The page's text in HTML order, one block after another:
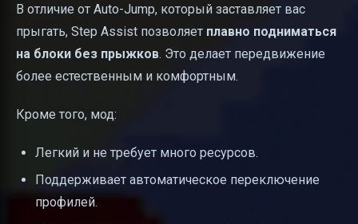
В отличие от Auto-Jump, который заставляет вас
прыгать, Step Assist позволяет плавно подниматься
на блоки без прыжков. Это делает передвижение
более естественным и комфортным.
Кроме того, мод:
Легкий и не требует много ресурсов.
Поддерживает автоматическое переключение
профилей.